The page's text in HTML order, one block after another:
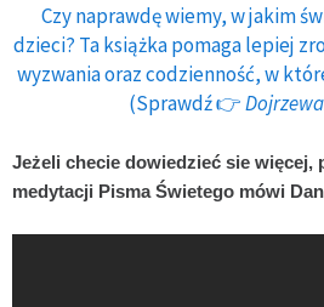
Czy naprawdę wiemy, w jakim
dzieci? Ta książka pomaga lepiej
wyzwania oraz codzienność, w
(Sprawdź 👉
Jeżeli checie dowiedzieć sie więcej,
medytacji Pisma Świetego mówi